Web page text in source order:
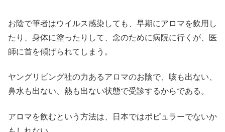
お陰で筆者はウイルス感染しても、早期にアロマを飲用し
たり、身体に塗ったりして、念のために病院に行くが、医
師に首を傾げられてしまう。
ヤングリビング社の力あるアロマのお陰で、咳も出ない、
鼻水も出ない、熱も出ない状態で受診するからである。
アロマを飲むという方法は、日本ではポピュラーでないか